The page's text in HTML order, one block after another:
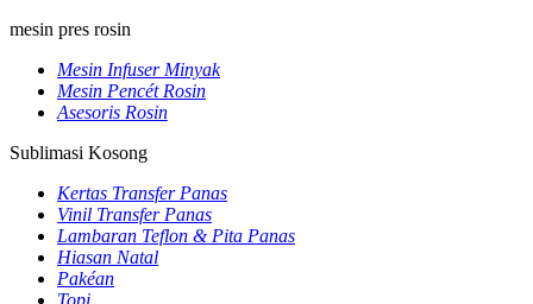
mesin pres rosin
Mesin Infuser Minyak
Mesin Pencét Rosin
Asesoris Rosin
Sublimasi Kosong
Kertas Transfer Panas
Vinil Transfer Panas
Lambaran Teflon & Pita Panas
Hiasan Natal
Pakéan
Topi